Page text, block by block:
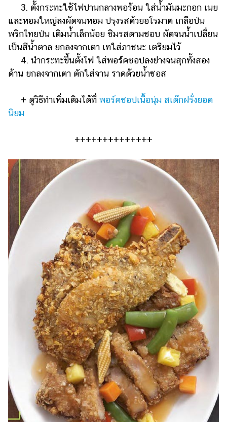
3. ตั้งกระทะใช้ไฟปานกลางพอร้อน ใส่น้ำมันมะกอก เนย
และหอมใหญ่ลงผัดจนหอม ปรุงรสด้วยอโรมาต เกลือป่น
พริกไทยป่น เติมน้ำเล็กน้อย ชิมรสตามชอบ ผัดจนน้ำเปลี่ยน
เป็นสีน้ำตาล ยกลงจากเตา เทใส่ภาชนะ เตรียมไว้
4. นำกระทะขึ้นตั้งไฟ ใส่พอร์คชอปลงย่างจนสุกทั้งสอง
ด้าน ยกลงจากเตา ตักใส่จาน ราดด้วยน้ำซอส
+ ดูวิธีทำเพิ่มเติมได้ที่ พอร์คชอปเนื้อนุ่ม สเต๊กฝรั่งยอด
นิยม
++++++++++++++